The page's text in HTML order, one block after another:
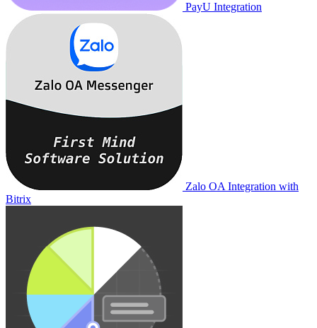
PayU Integration
Zalo OA Integration with
Bitrix